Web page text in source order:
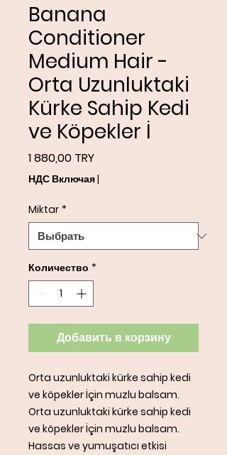
Banana
Conditioner
Medium Hair -
Orta Uzunluktaki
Kürke Sahip Kedi
ve Köpekler İ
1 880,00 TRYЦена
НДС Включая|
Miktar *
Количество *
Добавить в корзину
Orta uzunluktaki kürke sahip kedi
ve köpekler İçin muzlu balsam.
Orta uzunluktaki kürke sahip kedi
ve köpekler İçin muzlu balsam.
Hassas ve yumuşatıcı etkisi